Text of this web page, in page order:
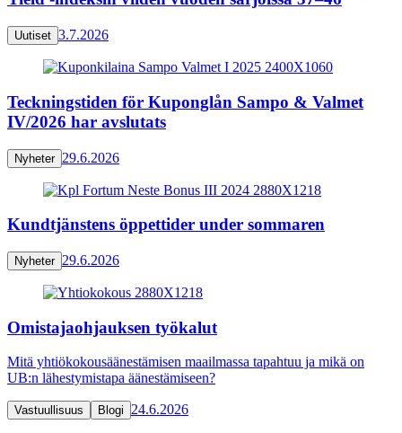
Uutiset 3.7.2026
Teckningstiden för Kuponglån Sampo & Valmet
IV/2026 har avslutats
Nyheter 29.6.2026
Kundtjänstens öppettider under sommaren
Nyheter 29.6.2026
Omistajaohjauksen työkalut
Mitä yhtiökokousäänestämisen maailmassa tapahtuu ja mikä on
UB:n lähestymistapa äänestämiseen?
Vastuullisuus Blogi 24.6.2026